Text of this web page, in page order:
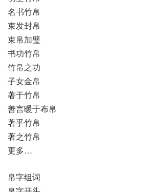
名书竹帛
束发封帛
束帛加璧
书功竹帛
竹帛之功
子女金帛
著于竹帛
善言暖于布帛
著乎竹帛
著之竹帛
更多…
帛字组词